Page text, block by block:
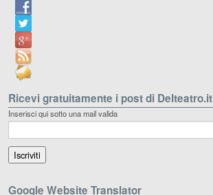
Ricevi gratuitamente i post di Delteatro.it
Inserisci qui sotto una mail valida
Google Website Translator